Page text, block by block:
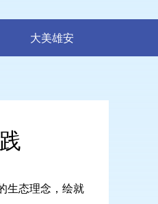
大美雄安
生态理念，绘就